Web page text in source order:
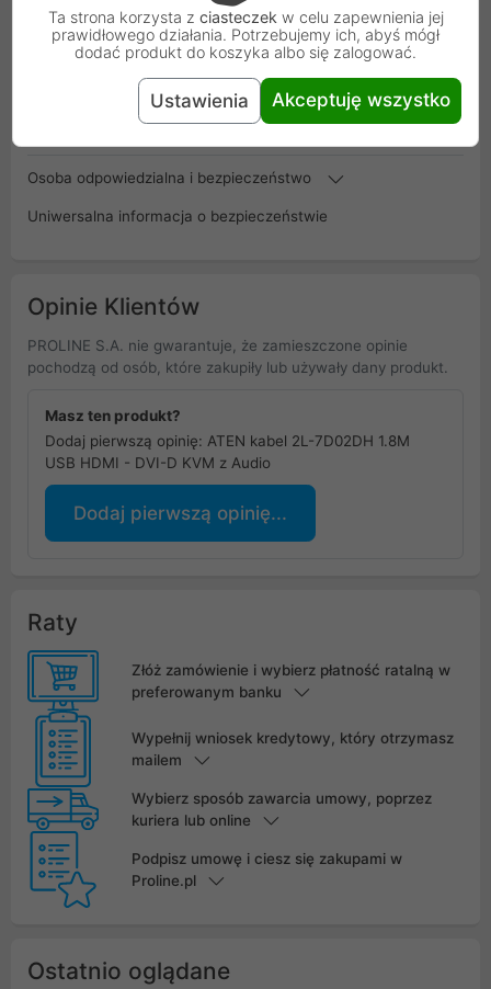
4719264645648
24 miesiące
Osoba odpowiedzialna i bezpieczeństwo
Uniwersalna informacja o bezpieczeństwie
Opinie Klientów
PROLINE S.A. nie gwarantuje, że zamieszczone opinie
pochodzą od osób, które zakupiły lub używały dany produkt.
Masz ten produkt?
Dodaj pierwszą opinię: ATEN kabel 2L-7D02DH 1.8M
USB HDMI - DVI-D KVM z Audio
Dodaj pierwszą opinię...
Raty
Złóż zamówienie i wybierz płatność ratalną w
preferowanym banku
Wypełnij wniosek kredytowy, który otrzymasz
mailem
Wybierz sposób zawarcia umowy, poprzez
kuriera lub online
Podpisz umowę i ciesz się zakupami w
Proline.pl
Ostatnio oglądane
Ta strona korzysta z ciasteczek w celu zapewnienia jej
prawidłowego działania. Potrzebujemy ich, abyś mógł
dodać produkt do koszyka albo się zalogować.
Ustawienia Akceptuję wszystko